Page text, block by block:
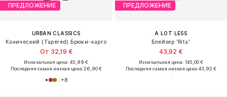
ПРЕДЛОЖЕНИЕ
URBAN CLASSICS
Конический (Tapered) Брюки-карго
От 32,19 €
Изначальная цена: 45,99 €
Последняя самая низкая цена:26,90 €
+8
ПРЕДЛОЖЕНИЕ
A LOT LESS
Блейзер 'Rita'
43,92 €
Изначальная цена: 145,00 €
Последняя самая низкая цена:43,92 €